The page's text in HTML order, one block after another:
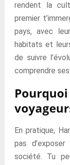
rendent la
premier
pays, avec
habitats et
de suivre
comprendre
En pratique,
pas
société. Tu